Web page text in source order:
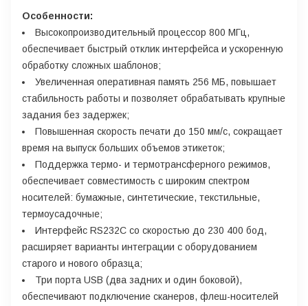
Особенности:
Высокопроизводительный процессор 800 МГц,
обеспечивает быстрый отклик интерфейса и ускоренную
обработку сложных шаблонов;
Увеличенная оперативная память 256 МБ, повышает
стабильность работы и позволяет обрабатывать крупные
задания без задержек;
Повышенная скорость печати до 150 мм/с, сокращает
время на выпуск больших объемов этикеток;
Поддержка термо- и термотрансферного режимов,
обеспечивает совместимость с широким спектром
носителей: бумажные, синтетические, текстильные,
термоусадочные;
Интерфейс RS232C со скоростью до 230 400 бод,
расширяет варианты интеграции с оборудованием
старого и нового образца;
Три порта USB (два задних и один боковой),
обеспечивают подключение сканеров, флеш-носителей